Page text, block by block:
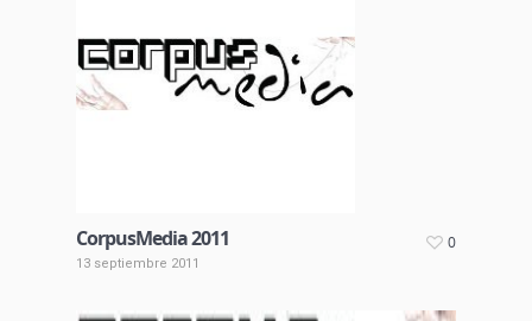
CorpusMedia 2011
13 septiembre 2011
0